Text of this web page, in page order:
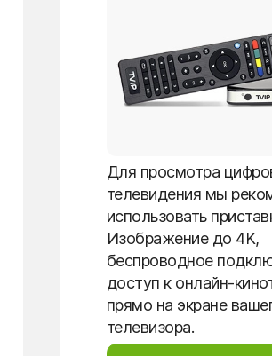
Для просмотра
телевидения мы
использовать
Изображение до 4K,
беспроводное
доступ к онлайн-
прямо на экране
телевизора.